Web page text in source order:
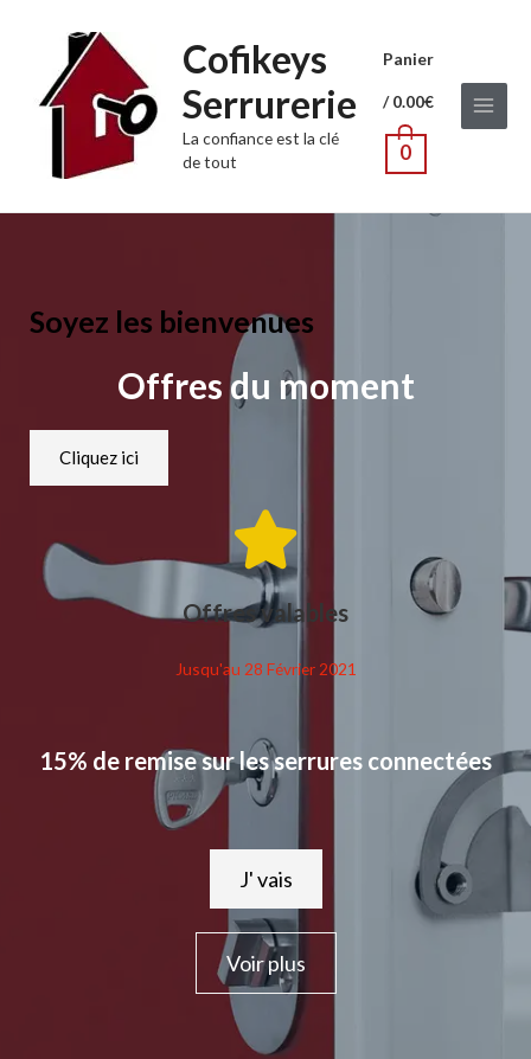
Cofikeys
Serrurerie
La confiance est la clé
de tout
Panier
/0.00€
0
Soyez les bienvenues
Offres du moment
Cliquez ici
Offres valables
Jusqu'au 28 Février 2021
15% de remise sur les serrures connectées
J' vais
Voir plus